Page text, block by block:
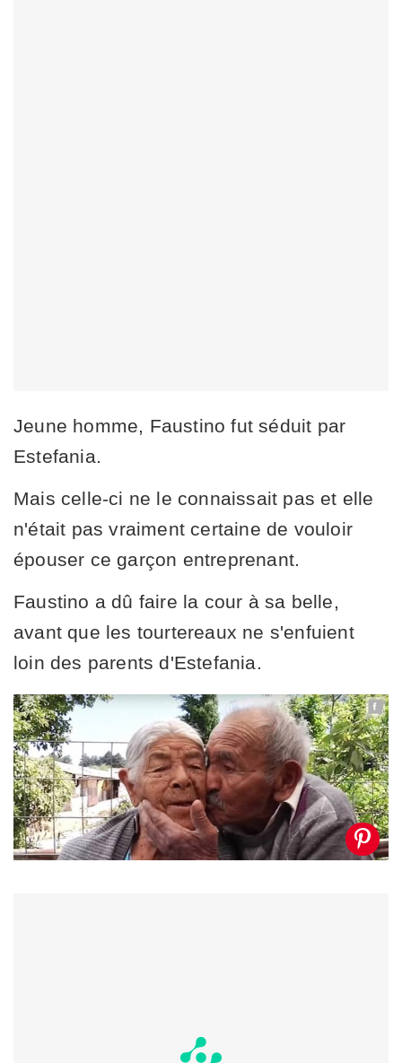
Jeune homme, Faustino fut séduit par
Estefania.
Mais celle-ci ne le connaissait pas et elle
n'était pas vraiment certaine de vouloir
épouser ce garçon entreprenant.
Faustino a dû faire la cour à sa belle,
avant que les tourtereaux ne s'enfuient
loin des parents d'Estefania.